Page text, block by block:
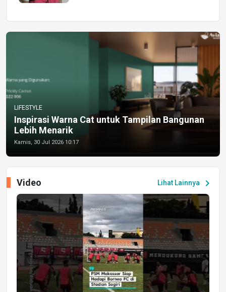
LIFESTYLE
Inspirasi Warna Cat untuk Tampilan Bangunan
Lebih Menarik
Kamis, 30 Jul 2026 10:17
Lihat Lainnya chevron_right
Video